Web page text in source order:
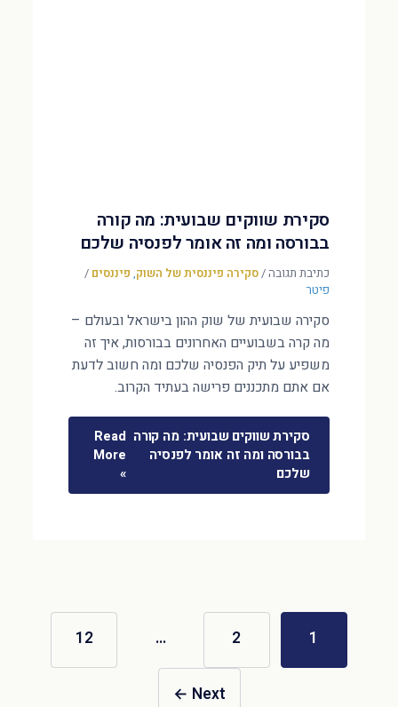
סקירת שווקים שבועית: מה קורה
בבורסה ומה זה אומר לפנסיה שלכם
כתיבת תגובה/סקירה פיננסית של השוק, פיננסים /
פיטר
סקירה שבועית של שוק ההון בישראל ובעולם –
מה קרה בשבועיים האחרונים בבורסות, איך זה
משפיע על תיק הפנסיה שלכם ומה חשוב לדעת
אם אתם מתכננים פרישה בעתיד הקרוב.
סקירת שווקים שבועית: מה קורה
בבורסה ומה זה אומר לפנסיה
שלכם
Read
More
»
1
2
…
12
Next
←